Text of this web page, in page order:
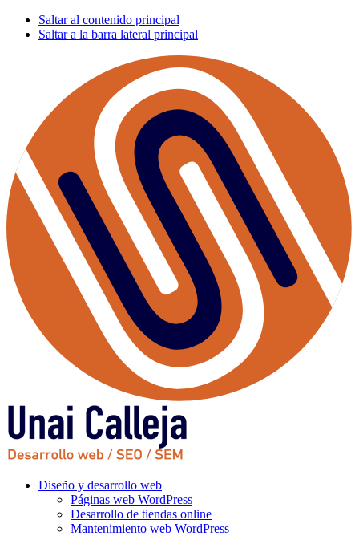
Saltar al contenido principal
Saltar a la barra lateral principal
Diseño y desarrollo web
Páginas web WordPress
Desarrollo de tiendas online
Mantenimiento web WordPress